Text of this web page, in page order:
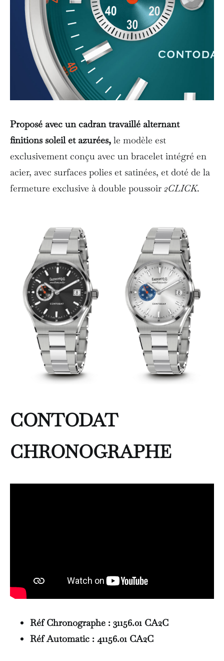
Proposé avec un cadran travaillé alternant
finitions soleil et azurées, le modèle est
exclusivement conçu avec un bracelet intégré en
acier, avec surfaces polies et satinées, et doté de la
fermeture exclusive à double poussoir 2CLICK.
CONTODAT
CHRONOGRAPHE
Réf Chronographe : 31156.01 CA2C
Réf Automatic : 41156.01 CA2C